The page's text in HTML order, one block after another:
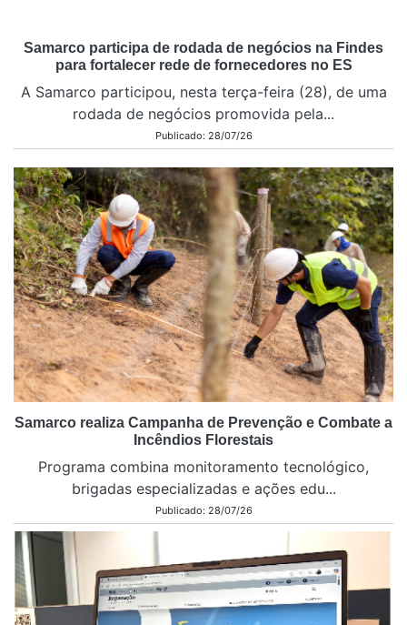
Samarco participa de rodada de negócios na Findes
para fortalecer rede de fornecedores no ES
A Samarco participou, nesta terça-feira (28), de uma
rodada de negócios promovida pela...
Publicado: 28/07/26
Samarco realiza Campanha de Prevenção e Combate a
Incêndios Florestais
Programa combina monitoramento tecnológico,
brigadas especializadas e ações edu...
Publicado: 28/07/26